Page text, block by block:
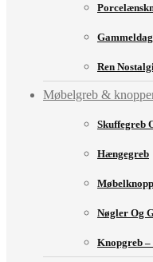
Ren Nostalgi
Møbelgreb &
Skuffegreb
Hængegreb
Nøgler Og
Knopgreb –